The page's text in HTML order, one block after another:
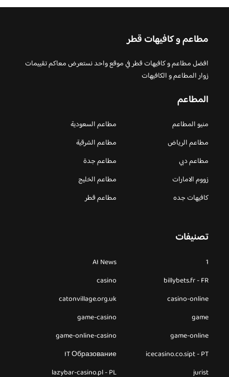
مطاعم و كافيهات قطر
افضل مطاعم و كافيهات قطر في موقع واحد نستعرض معاكم تقييمات
زوار المطاعم و الكافيهات
المطاعم
منيو المطاعم
مطاعم السعودية
مطاعم الرياض
مطاعم الشرقية
مطاعم دبي
مطاعم جدة
زووم الامارات
مطاعم الخليج
كافيهات جده
مطاعم قطر
تصنيفات
1
AI News
billybets.fr - FR
casino
casino-online
catonvillage.org.uk
game
game-casino
game-online
game-online-casino
icecasino.co.sipt - PT
IT Образование
jurist
lazybar-casino.pl - PL